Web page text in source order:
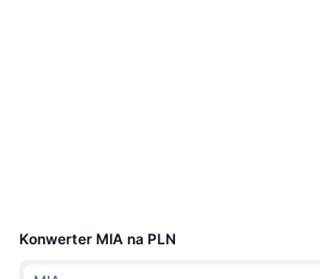
Konwerter MIA na PLN